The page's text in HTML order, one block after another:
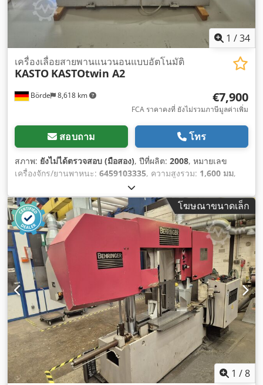
1 /34
Börde 8,618 km
เครื่องเลื่อยสายพานแนวนอนแบบอัตโนมัติ
KASTO KASTOtwin A2
€7,900
FCA ราคาคงที่ ยังไม่รวมภาษีมูลค่าเพิ่ม
สอบถาม โทร
สภาพ: ยังไม่ได้ตรวจสอบ (มือสอง), ปีที่ผลิต: 2008, หมายเลข
เครื่องจักร/ยานพาหนะ: 6459103335, ความสูงรวม: 1,600 มม,
, ความกว้างทั้งหมด:
โฆษณาขนาดเล็ก
1 /8